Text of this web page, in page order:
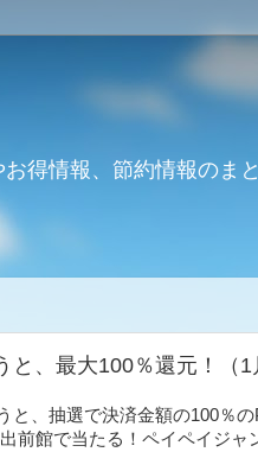
得情報、節約情報のま
、最大100％還元！（1
と、抽選で決済金額の100％
前館で当たる！ペイペイジャ